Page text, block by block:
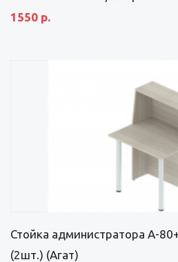
1550 р.
Стойка администратора А-
(2шт.) (Агат)